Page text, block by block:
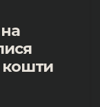
кошти